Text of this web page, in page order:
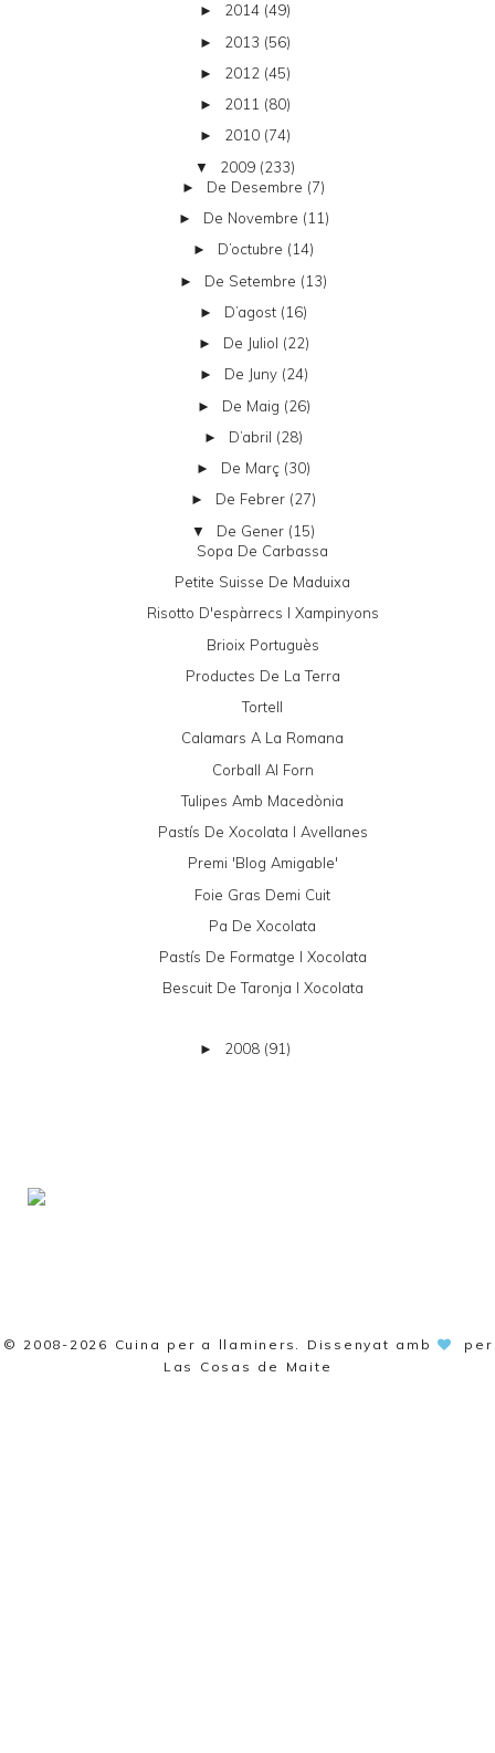
► 2014 (49)
► 2013 (56)
► 2012 (45)
► 2011 (80)
► 2010 (74)
▼ 2009 (233)
► De Desembre (7)
► De Novembre (11)
► D’octubre (14)
► De Setembre (13)
► D’agost (16)
► De Juliol (22)
► De Juny (24)
► De Maig (26)
► D’abril (28)
► De Març (30)
► De Febrer (27)
▼ De Gener (15)
Sopa De Carbassa
Petite Suisse De Maduixa
Risotto D'espàrrecs I Xampinyons
Brioix Portuguès
Productes De La Terra
Tortell
Calamars A La Romana
Corball Al Forn
Tulipes Amb Macedònia
Pastís De Xocolata I Avellanes
Premi 'Blog Amigable'
Foie Gras Demi Cuit
Pa De Xocolata
Pastís De Formatge I Xocolata
Bescuit De Taronja I Xocolata
► 2008 (91)
© 2008-2026 Cuina per a llaminers . Dissenyat amb
per
Las Cosas de Maite